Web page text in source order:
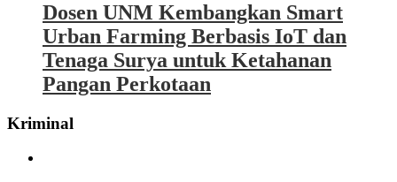
Dosen UNM Kembangkan Smart
Urban Farming Berbasis IoT dan
Tenaga Surya untuk Ketahanan
Pangan Perkotaan
Kriminal